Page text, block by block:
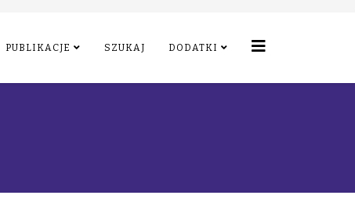
PUBLIKACJE SZUKAJ DODATKI